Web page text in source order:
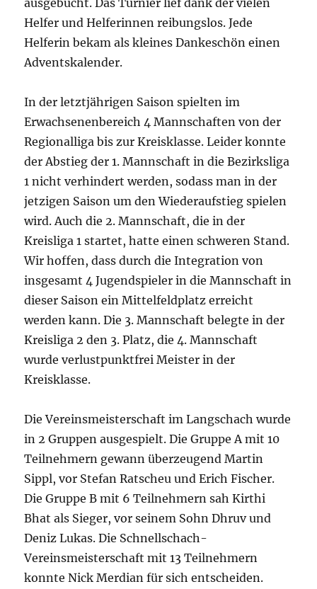
Helfer und Helferinnen reibungslos. Jede
Helferin bekam als kleines Dankeschön einen
Adventskalender.
In der letztjährigen Saison spielten im
Erwachsenenbereich 4 Mannschaften von der
Regionalliga bis zur Kreisklasse. Leider konnte
der Abstieg der 1. Mannschaft in die Bezirksliga
1 nicht verhindert werden, sodass man in der
jetzigen Saison um den Wiederaufstieg spielen
wird. Auch die 2. Mannschaft, die in der
Kreisliga 1 startet, hatte einen schweren Stand.
Wir hoffen, dass durch die Integration von
insgesamt 4 Jugendspieler in die Mannschaft in
dieser Saison ein Mittelfeldplatz erreicht
werden kann. Die 3. Mannschaft belegte in der
Kreisliga 2 den 3. Platz, die 4. Mannschaft
wurde verlustpunktfrei Meister in der
Kreisklasse.
Die Vereinsmeisterschaft im Langschach wurde
in 2 Gruppen ausgespielt. Die Gruppe A mit 10
Teilnehmern gewann überzeugend Martin
Sippl, vor Stefan Ratscheu und Erich Fischer.
Die Gruppe B mit 6 Teilnehmern sah Kirthi
Bhat als Sieger, vor seinem Sohn Dhruv und
Deniz Lukas. Die Schnellschach-
Vereinsmeisterschaft mit 13 Teilnehmern
konnte Nick Merdian für sich entscheiden.